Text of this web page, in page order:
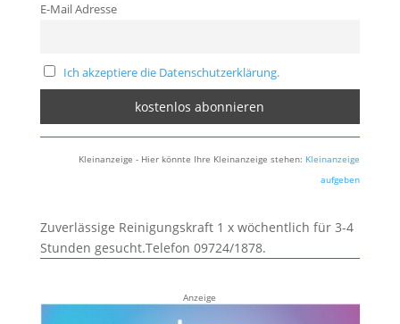
E-Mail Adresse
Ich akzeptiere die Datenschutzerklärung.
Kleinanzeige - Hier könnte Ihre Kleinanzeige stehen: Kleinanzeige
aufgeben
Zuverlässige Reinigungskraft 1 x wöchentlich für 3-4
Stunden gesucht.Telefon 09724/1878.
Anzeige